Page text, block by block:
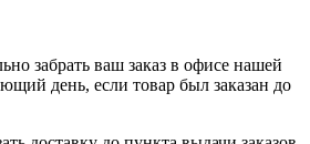
забрать ваш заказ в офисе нашей
день, если товар был заказан до